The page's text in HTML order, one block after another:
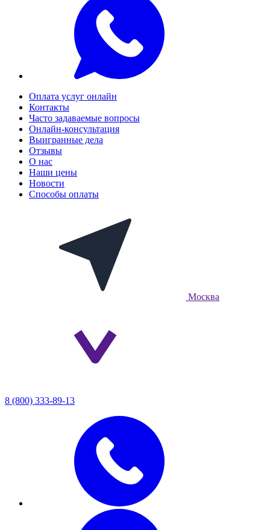
Оплата услуг онлайн
Контакты
Часто задаваемые вопросы
Онлайн-консультация
Выигранные дела
Отзывы
О нас
Наши цены
Новости
Способы оплаты
Москва
8 (800) 333-89-13